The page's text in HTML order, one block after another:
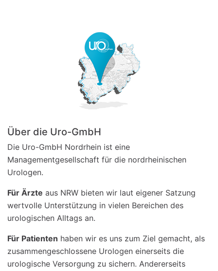
Über die Uro-GmbH
Die Uro-GmbH Nordrhein ist eine
Managementgesellschaft für die nordrheinischen
Urologen.
Für Ärzte aus NRW bieten wir laut eigener Satzung
wertvolle Unterstützung in vielen Bereichen des
urologischen Alltags an.
Für Patienten haben wir es uns zum Ziel gemacht, als
zusammengeschlossene Urologen einerseits die
urologische Versorgung zu sichern. Andererseits